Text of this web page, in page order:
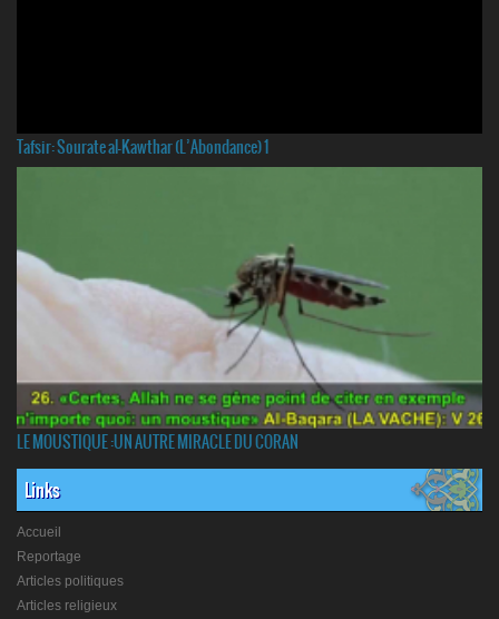
Tafsir: Sourate al-Kawthar (L’Abondance) 1
LE MOUSTIQUE :UN AUTRE MIRACLE DU CORAN
Links
Accueil
Reportage
Articles politiques
Articles religieux